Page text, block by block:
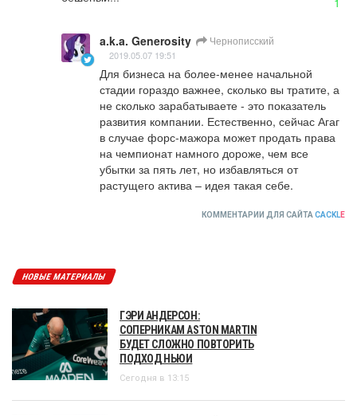
a.k.a. Generosity Чернописский
2019.05.07 19:51
Для бизнеса на более-менее начальной
стадии гораздо важнее, сколько вы тратите, а
не сколько зарабатываете - это показатель
развития компании. Естественно, сейчас Агаг
в случае форс-мажора может продать права
на чемпионат намного дороже, чем все
убытки за пять лет, но избавляться от
растущего актива – идея такая себе.
КОММЕНТАРИИ ДЛЯ САЙТА CACKLE
НОВЫЕ МАТЕРИАЛЫ
ГЭРИ АНДЕРСОН:
СОПЕРНИКАМ ASTON MARTIN
БУДЕТ СЛОЖНО ПОВТОРИТЬ
ПОДХОД НЬЮИ
Сегодня в 13:15